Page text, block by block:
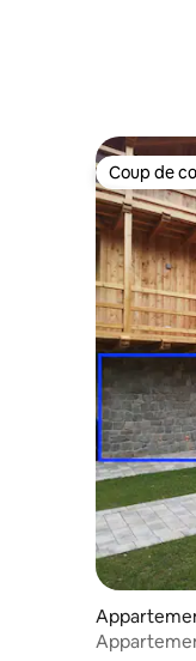
Coup de
Coup de